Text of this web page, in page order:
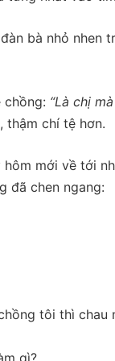
bà nhỏ nhen
“Là chị mà
thậm chí tệ hơn.
mới về tới
đã chen ngang:
tôi thì chau
gì?